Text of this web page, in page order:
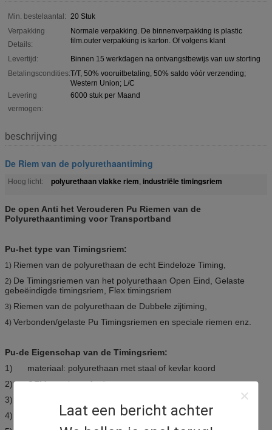
Laat een bericht achter
Min. bestelaantal: 20 Stuk
Verpakking
Details:
Normale verpakking. De binnenverpakking is plastic
film.outer verpakking is karton. Of volgens klant
Levertijd:
Binnen 15 werkdagen na ontvangstbewijs van uw storting
Betalingscondities:T/T, 50% vooruitbetaling, 50% saldo vóór verzending;
Western Union; L/C
Levering
vermogen:
6000 stuk per Maand
beschrijving
De Riem van de polyurethaantiming
Hoog licht: polyurethaan vlakke riem, industriële timingsriem
De open Anti het Verouderen Pu Riemen van de
Polyurethaantiming voor Transportband
Pu-het type van Timingsriem:
1) Riemen van de polyurethaan de echt Eindeloze Timing,
2) De Timingsriemen van het polyurethaan Open Eind, Gelaste
gebeëindigde timingsriem, Flex timingsriem
3) Riemen van de polyurethaan de Dubbele zijtiming,
4) Verbonden/gelaste Pu Timingsriemen en speciale riemen enz.
Pu-de Eigenschap van de Timingsriem:
1) materiaal: polyurethaan met staal of kevlar koord
2) OEM, steekproeforde
3) concurrerende prijs
4) Goede anti-cracking prestaties.